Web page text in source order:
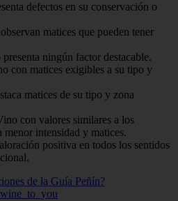
defectos en su conservación o
matices que pueden tener
ningún factor destacable.
con matices exigibles a su tipo y
matices de su tipo y zona
con valores similares a los
menor intensidad y matices.
positiva en todos los sentidos
de la Guía Peñín?